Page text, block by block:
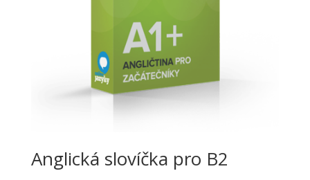
Anglická slovíčka pro B2